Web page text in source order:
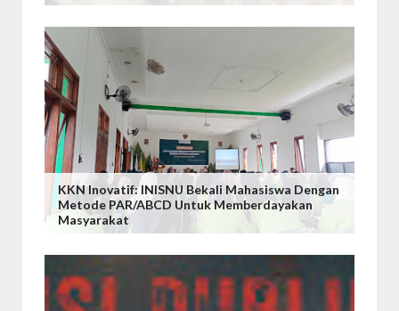
KKN Inovatif: INISNU Bekali Mahasiswa Dengan
Metode PAR/ABCD Untuk Memberdayakan
Masyarakat